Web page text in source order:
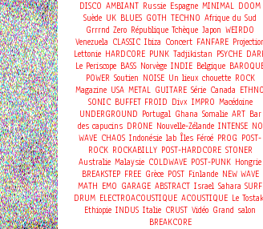
DISCO AMBIANT Russie Espagne MINIMAL DOOM
Suède UK BLUES GOTH TECHNO Afrique du Sud
Grrrnd Zero République Tchèque Japon WEIRDO
Venezuela CLASSIC Ibiza Concert FANFARE
Lettonie HARDCORE PUNK Tadjikistan PSYCHE
Le Periscope BASS Norvège INDIE Belgique
POWER Soutien NOISE Un lieux chouette ROCK
Magazine USA METAL GUITARE Série Canada ETHNO
SONIC BUFFET FROID Divx IMPRO Macédoine
UNDERGROUND Portugal Ghana Somalie ART Bar
des capucins DRONE Nouvelle-Zélande INTENSE NO
WAVE CHAOS Indonésie lab Îles Féroé PROG POST-
ROCK ROCKABILLY POST-HARDCORE STONER
Australie Malaysie COLDWAVE POST-PUNK Hongrie
BREAKSTEP FREE Grèce POST Finlande NEW WAVE
MATH EMO GARAGE ABSTRACT Israel Sahara SURF
DRUM ELECTROACOUSTIQUE ACOUSTIQUE Le
Ethiopie INDUS Italie CRUST Vidéo Grand salon
BREAKCORE